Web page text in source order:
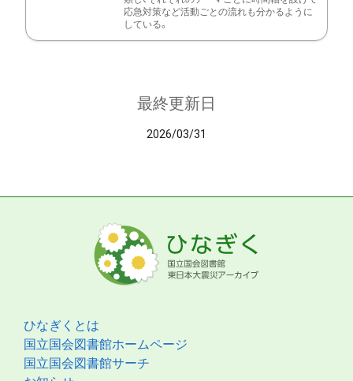
応急対策など活動ごとの流れも分かるように
している。
最終更新日
2026/03/31
ひなぎくとは
国立国会図書館ホームページ
国立国会図書館サーチ